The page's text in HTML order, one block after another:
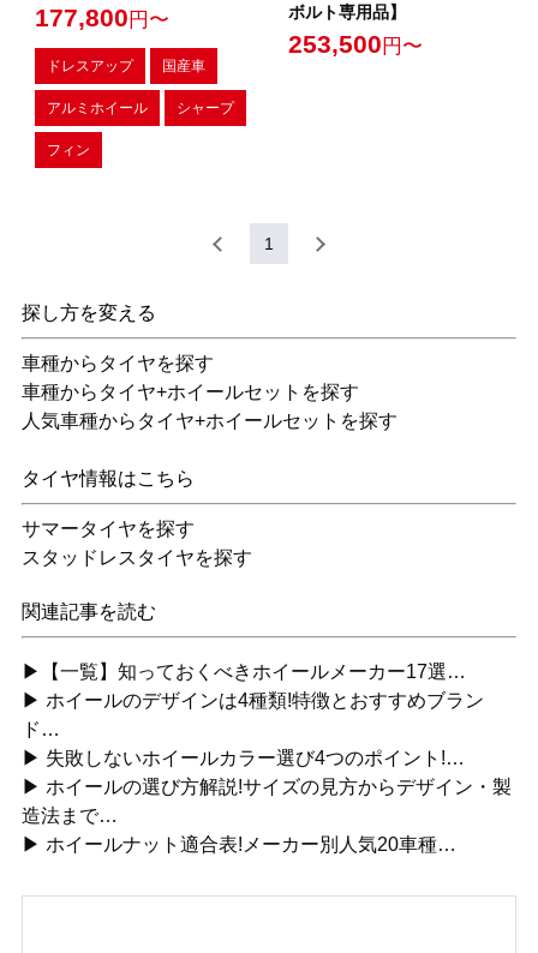
177,800 円〜
ドレスアップ 国産車
アルミホイール シャープ
フィン
ボルト専用品】
253,500 円〜
1
探し方を変える
車種からタイヤを探す
車種からタイヤ+ホイールセットを探す
人気車種からタイヤ+ホイールセットを探す
タイヤ情報はこちら
サマータイヤを探す
スタッドレスタイヤを探す
関連記事を読む
▶【一覧】知っておくべきホイールメーカー17選…
▶ ホイールのデザインは4種類!特徴とおすすめブラン
ド…
▶ 失敗しないホイールカラー選び4つのポイント!…
▶ ホイールの選び方解説!サイズの見方からデザイン・製
造法まで…
▶ ホイールナット適合表!メーカー別人気20車種…